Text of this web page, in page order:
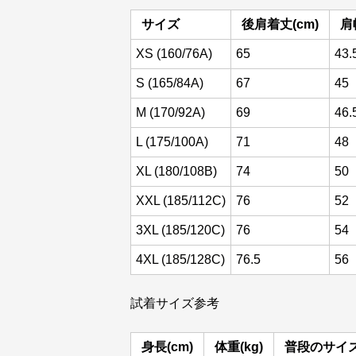
サイズ 後肩着丈(cm)
XS (160/76A) 65
S (165/84A) 67 45
M (170/92A) 69
L (175/100A) 71 48
XL (180/108B) 74 50
XXL (185/112C) 76 52
3XL (185/120C) 76 54
4XL (185/128C) 76.5 56
試着サイズ参考
身長(cm) 体重(kg) 普段のサイ